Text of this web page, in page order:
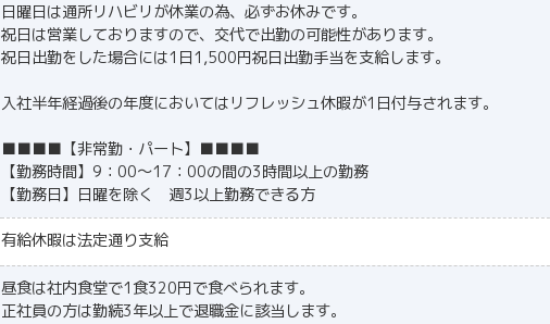
日曜日は通所リハビリが休業の為、必ずお休みです。
祝日は営業しておりますので、交代で出勤の可能性があります。
祝日出勤をした場合には1日1,500円祝日出勤手当を支給します。
入社半年経過後の年度においてはリフレッシュ休暇が1日付与されます。
■■■■【非常勤・パート】■■■■
【勤務時間】9：00～17：00の間の3時間以上の勤務
【勤務日】日曜を除く 週3以上勤務できる方
有給休暇は法定通り支給
昼食は社内食堂で1食320円で食べられます。
正社員の方は勤続3年以上で退職金に該当します。